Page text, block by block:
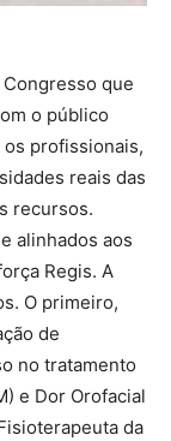
que
o público
os profissionais,
reais das
recursos.
alinhados aos
Regis. A
O primeiro,
de
no tratamento
e Dor Orofacial
da